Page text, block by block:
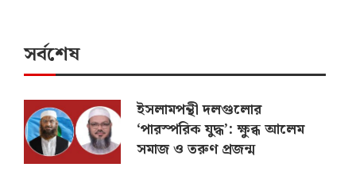
সর্বশেষ
ইসলামপন্থী দলগুলোর
‘পারস্পরিক যুদ্ধ’: ক্ষুব্ধ আলেম
সমাজ ও তরুণ প্রজন্ম